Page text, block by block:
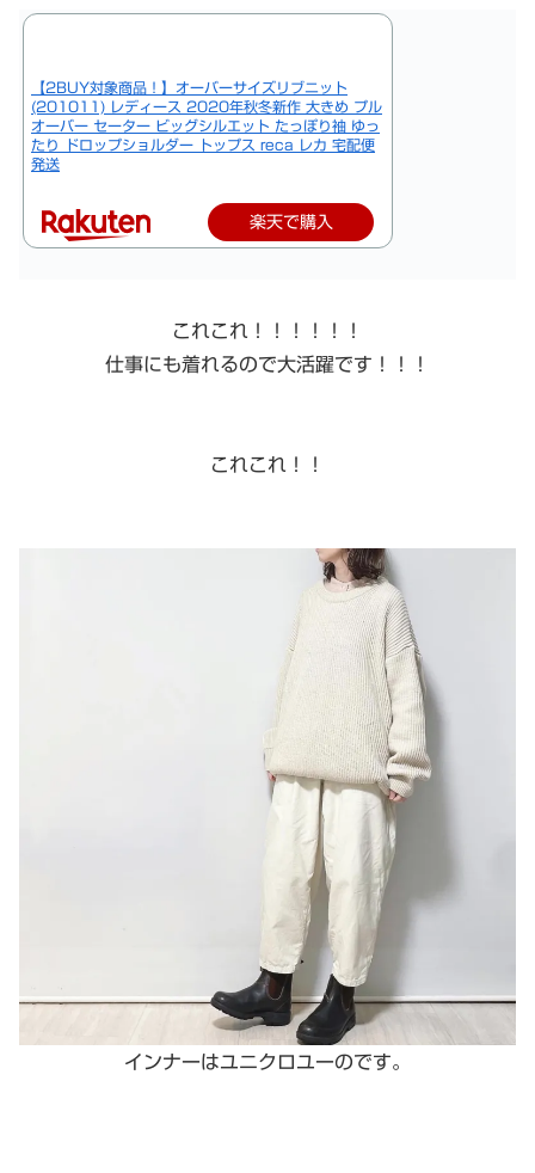
【2BUY対象商品！】オーバーサイズリブニット
(201011) レディース 2020年秋冬新作 大きめ プル
オーバー セーター ビッグシルエット たっぽり袖 ゆっ
たり ドロップショルダー トップス reca レカ 宅配便
発送
楽天で購入
これこれ！！！！！！
仕事にも着れるので大活躍です！！！
これこれ！！
インナーはユニクロユーのです。